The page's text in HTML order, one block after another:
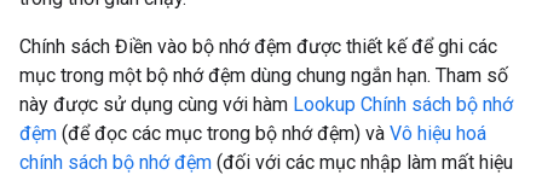
Chính sách Điền vào bộ nhớ đệm được thiết kế để ghi các
mục trong một bộ nhớ đệm dùng chung ngắn hạn. Tham số
này được sử dụng cùng với hàm Lookup Chính sách bộ nhớ
đệm (để đọc các mục trong bộ nhớ đệm) và Vô hiệu hoá
chính sách bộ nhớ đệm (đối với các mục nhập làm mất hiệu